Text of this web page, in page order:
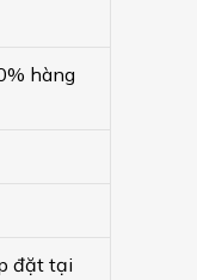
hàng
đặt tại